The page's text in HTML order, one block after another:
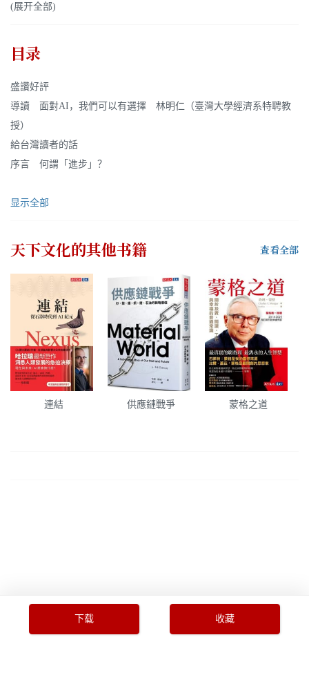
(展开全部)
目录
盛讚好評
導讀 面對AI，我們可以有選擇 林明仁（臺灣大學經濟系特聘教
授）
給台灣讀者的話
序言 何謂「進步」？
显示全部
天下文化的其他书籍 查看全部
連結 供應鏈戰爭 蒙格之道
下载 收藏